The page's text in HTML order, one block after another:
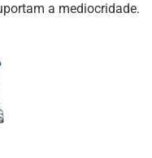
a mediocridade.